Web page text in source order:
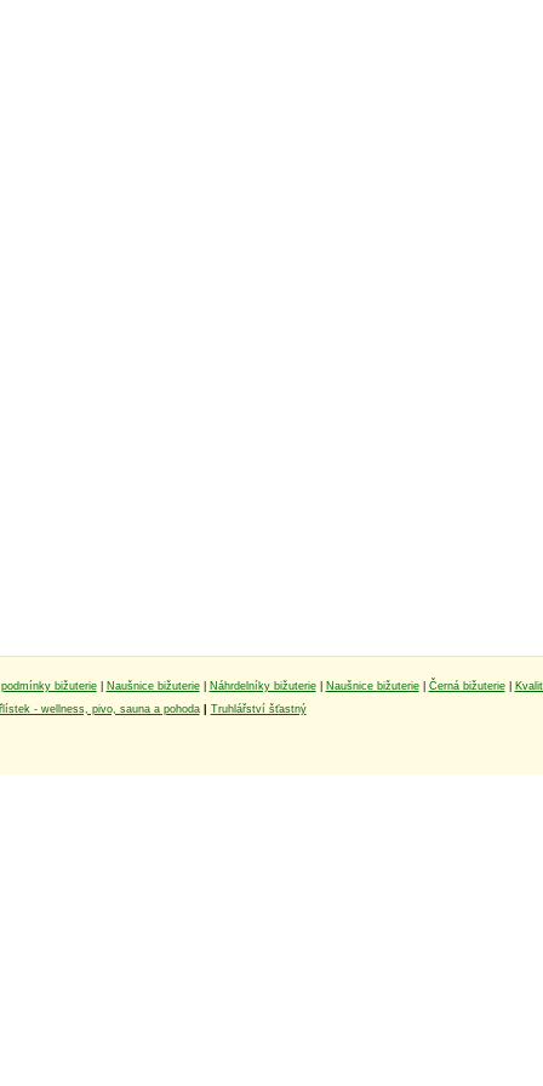
bižuterie| Naušnice bižuterie| Náhrdelníky bižuterie| Naušnice bižuterie| Černá bižuterie|
- wellness, pivo, sauna a pohoda| Truhlářství šťastný